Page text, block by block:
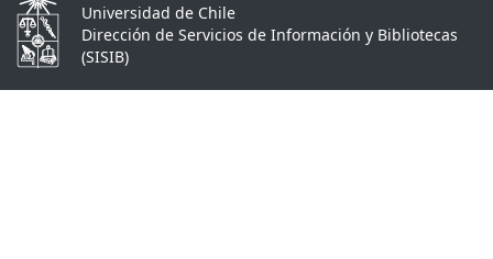
Universidad de Chile
Dirección de Servicios de Información y Bibliotecas
(SISIB)